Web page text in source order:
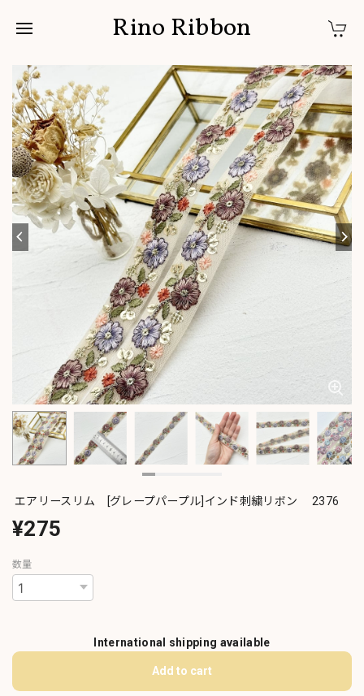
Rino Ribbon
エアリースリム [グレープパープル]インド刺繍リボン 2376
¥275
数量
International shipping available
Add to cart